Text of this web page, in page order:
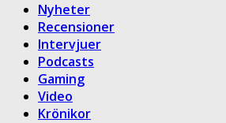
Nyheter
Recensioner
Intervjuer
Podcasts
Gaming
Video
Krönikor